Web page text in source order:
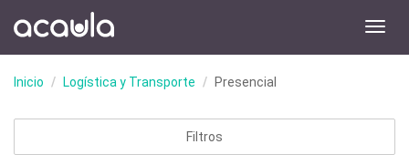
Inicio Logística y Transporte Presencial
Filtros